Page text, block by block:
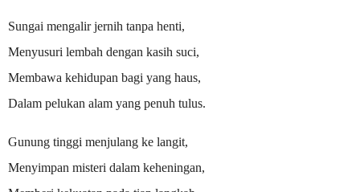
Sungai mengalir jernih tanpa henti,
Menyusuri lembah dengan kasih suci,
Membawa kehidupan bagi yang haus,
Dalam pelukan alam yang penuh tulus.
Gunung tinggi menjulang ke langit,
Menyimpan misteri dalam keheningan,